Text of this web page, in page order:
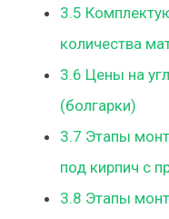
3.5
количества
3.6 Цены на
(болгарки)
3.7 Этапы
под кирпич с
3.8 Этапы